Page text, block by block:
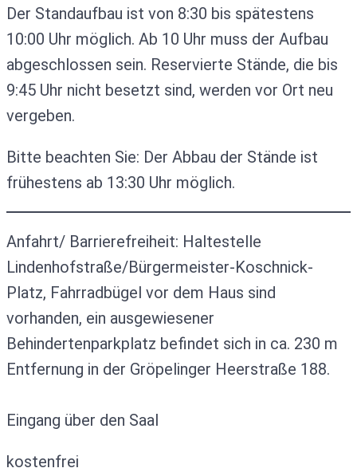
Der Standaufbau ist von 8:30 bis spätestens
10:00 Uhr möglich. Ab 10 Uhr muss der Aufbau
abgeschlossen sein. Reservierte Stände, die bis
9:45 Uhr nicht besetzt sind, werden vor Ort neu
vergeben.
Bitte beachten Sie: Der Abbau der Stände ist
frühestens ab 13:30 Uhr möglich.
Anfahrt/ Barrierefreiheit: Haltestelle
Lindenhofstraße/Bürgermeister-Koschnick-
Platz, Fahrradbügel vor dem Haus sind
vorhanden, ein ausgewiesener
Behindertenparkplatz befindet sich in ca. 230 m
Entfernung in der Gröpelinger Heerstraße 188.
Eingang über den Saal
kostenfrei